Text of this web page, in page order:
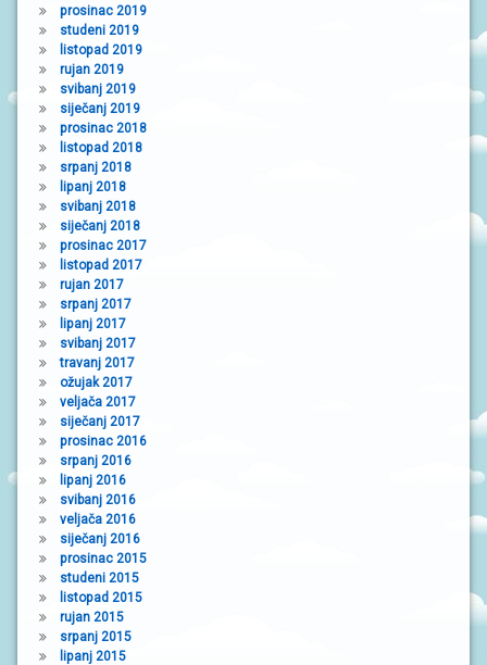
prosinac 2019
studeni 2019
listopad 2019
rujan 2019
svibanj 2019
siječanj 2019
prosinac 2018
listopad 2018
srpanj 2018
lipanj 2018
svibanj 2018
siječanj 2018
prosinac 2017
listopad 2017
rujan 2017
srpanj 2017
lipanj 2017
svibanj 2017
travanj 2017
ožujak 2017
veljača 2017
siječanj 2017
prosinac 2016
srpanj 2016
lipanj 2016
svibanj 2016
veljača 2016
siječanj 2016
prosinac 2015
studeni 2015
listopad 2015
rujan 2015
srpanj 2015
lipanj 2015